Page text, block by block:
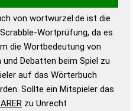
semantischen
Anhaltspunkte zu
und Wortform, um die
Scrabble-Spiel zu
Scrabble-
von wortwurzel.de ist die
Wortprüfung, da es
die Wortbedeutung von
Debatten beim Spiel zu
auf das Wörterbuch
Sollte ein Mitspieler das
zu Unrecht